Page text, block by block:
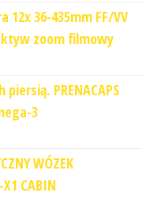
12x 36-435mm FF/VV
zoom filmowy
PRENACAPS
3
WÓZEK
CABIN